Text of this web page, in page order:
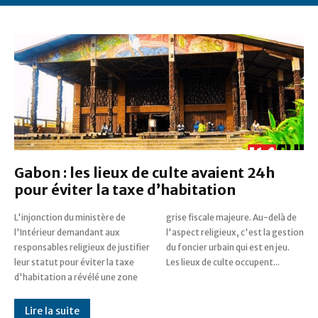
Gabon : les lieux de culte avaient 24h
pour éviter la taxe d’habitation
L'injonction du ministère de
l'Intérieur demandant aux
responsables religieux de justifier
leur statut pour éviter la taxe
d'habitation a révélé une zone
grise fiscale majeure. Au-delà de
l'aspect religieux, c'est la gestion
du foncier urbain qui est en jeu.
Les lieux de culte occupent...
Lire la suite